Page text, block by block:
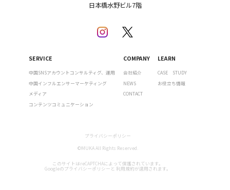
日本橋水野ビル7階
SERVICE
中国SNSアカウントコンサルティグ、運用
中国インフルエンサーマーケティング
メディア
コンテンツコミュニケーション
COMPANY
会社紹介
NEWS
CONTACT
LEARN
CASE STUDY
お役立ち情報
プライバシーポリシー
©MUKA All Rights Reserved.
このサイトはreCAPTCHAによって保護されています。
Googleのプライバシーポリシー と 利用規約が適用されます。